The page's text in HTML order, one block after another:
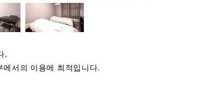
.
서의 이용에 최적입니다.